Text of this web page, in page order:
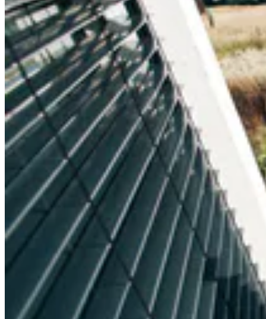
🔒Sichere Zahlung überMollie
🛡️ SSL-verschlüsselte Übertragung Ihrer Daten